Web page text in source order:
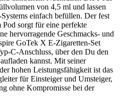
von 4,5 ml und lassen
einfach befüllen. Der fest
sorgt für eine perfekte
hervorragende Geschmacks- und
GoTek X E-Zigaretten-Set
C-Anschluss, über den Du den
kannst. Mit seiner
hohen Leistungsfähigkeit ist das
für Einsteiger und Umsteiger,
ohne Kompromisse bei der